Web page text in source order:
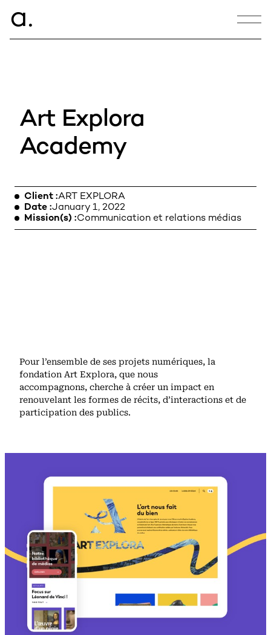
a
Art Explora
Academy
Client ART EXPLORA
Date January 1, 2022
Mission(s) Communication et relations médias
Pour l’ensemble de ses projets numériques, la
fondation Art Explora, que nous
accompagnons, cherche à créer un impact en
renouvelant les formes de récits, d’interactions et de
participation des publics.
hello@armance.co
+33 1 40 57 00 00
11:33:33
10, bd des Batignolles,
75017 Paris, France